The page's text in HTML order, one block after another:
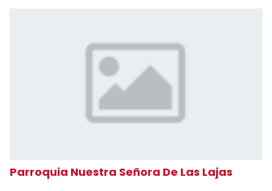
Parroquia Nuestra Señora De Las Lajas